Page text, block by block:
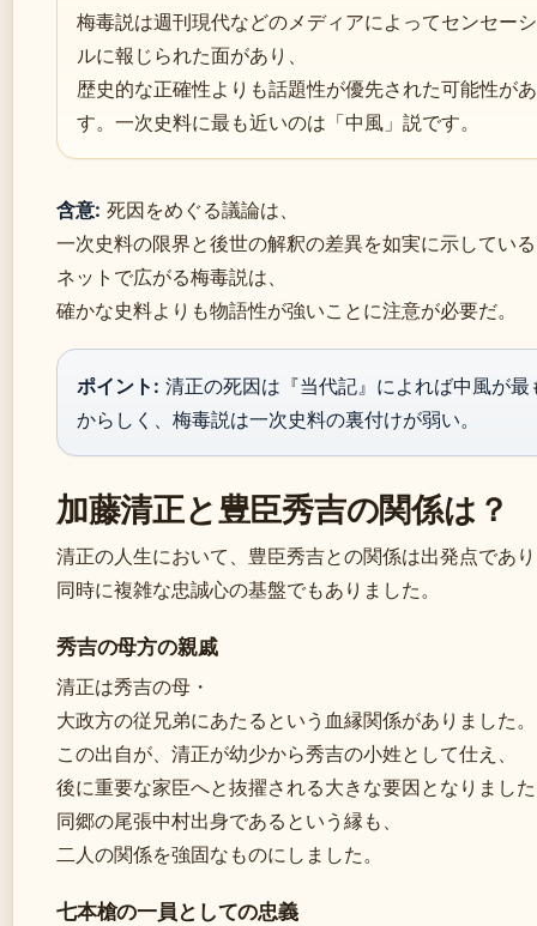
梅毒説は週刊現代などのメディアによってセンセー
ルに報じられた面があり、
歴史的な正確性よりも話題性が優先された可能性が
す。一次史料に最も近いのは「中風」説です。
含意: 死因をめぐる議論は、
一次史料の限界と後世の解釈の差異を如実に示してい
ネットで広がる梅毒説は、
確かな史料よりも物語性が強いことに注意が必要だ。
ポイント: 清正の死因は『当代記』によれば中風が最
からしく、梅毒説は一次史料の裏付けが弱い。
加藤清正と豊臣秀吉の関係は？
清正の人生において、豊臣秀吉との関係は出発点であ
同時に複雑な忠誠心の基盤でもありました。
秀吉の母方の親戚
清正は秀吉の母・
大政方の従兄弟にあたるという血縁関係がありました。
この出自が、清正が幼少から秀吉の小姓として仕え、
後に重要な家臣へと抜擢される大きな要因となりまし
同郷の尾張中村出身であるという縁も、
二人の関係を強固なものにしました。
七本槍の一員としての忠義